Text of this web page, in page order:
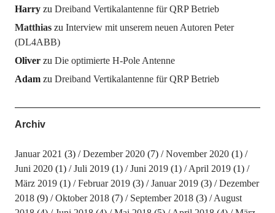
Harryzu Dreiband Vertikalantenne für QRP Betrieb
Matthiaszu Interview mit unserem neuen Autoren Peter
(DL4ABB)
Oliverzu Die optimierte H-Pole Antenne
Adamzu Dreiband Vertikalantenne für QRP Betrieb
Archiv
Januar 2021 (3) Dezember 2020(7) November 2020(1)
Juni 2020(1) Juli 2019(1) Juni 2019(1) April 2019(1)
März 2019(1) Februar 2019(3) Januar 2019(3)
Dezember
2018(9) Oktober 2018(7) September 2018(3)
August